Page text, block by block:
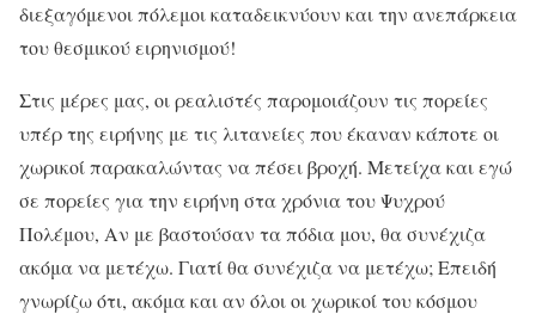
διεξαγόμενοι πόλεμοι καταδεικνύουν και την ανεπάρκεια
του θεσμικού ειρηνισμού!
Στις μέρες μας, οι ρεαλιστές παρομοιάζουν τις πορείες
υπέρ της ειρήνης με τις λιτανείες που έκαναν κάποτε οι
χωρικοί παρακαλώντας να πέσει βροχή. Μετείχα και εγώ
σε πορείες για την ειρήνη στα χρόνια του Ψυχρού
Πολέμου, Αν με βαστούσαν τα πόδια μου, θα συνέχιζα
ακόμα να μετέχω. Γιατί θα συνέχιζα να μετέχω; Επειδή
γνωρίζω ότι, ακόμα και αν όλοι οι χωρικοί του κόσμου